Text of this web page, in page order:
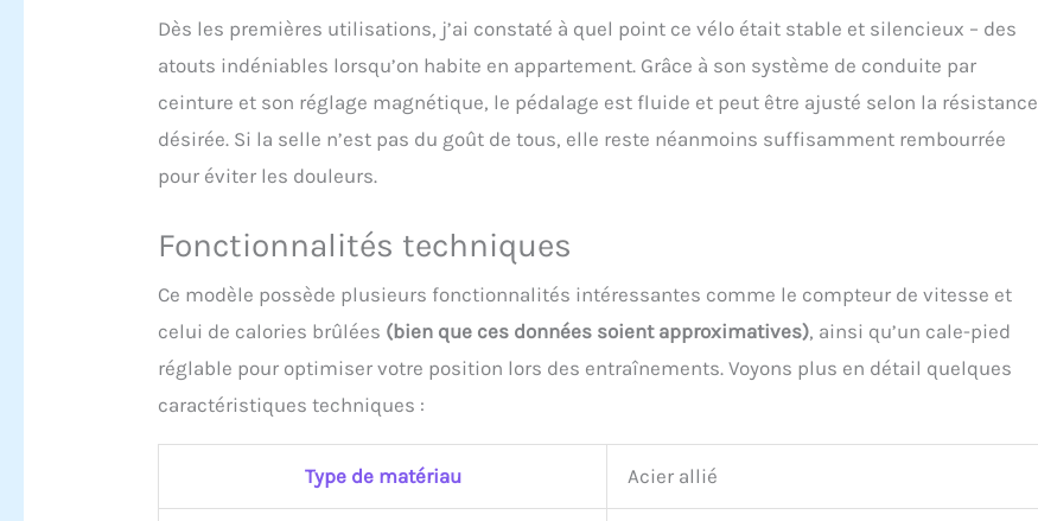
Dès les premières utilisations, j’ai constaté à quel point ce vélo était stable et silencieux – des
atouts indéniables lorsqu’on habite en appartement. Grâce à son système de conduite par
ceinture et son réglage magnétique, le pédalage est fluide et peut être ajusté selon la résistance
désirée. Si la selle n’est pas du goût de tous, elle reste néanmoins suffisamment rembourrée
pour éviter les douleurs.
Fonctionnalités techniques
Ce modèle possède plusieurs fonctionnalités intéressantes comme le compteur de vitesse et
celui de calories brûlées (bien que ces données soient approximatives), ainsi qu’un cale-pied
réglable pour optimiser votre position lors des entraînements. Voyons plus en détail quelques
caractéristiques techniques :
Type de matériau Acier allié